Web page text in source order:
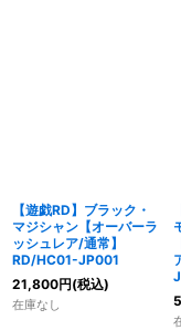
【遊戯RD】ブラック・
マジシャン【オーバーラ
ッシュレア/通常】
RD/HC01-JP001
21,800円(税込)
在庫なし